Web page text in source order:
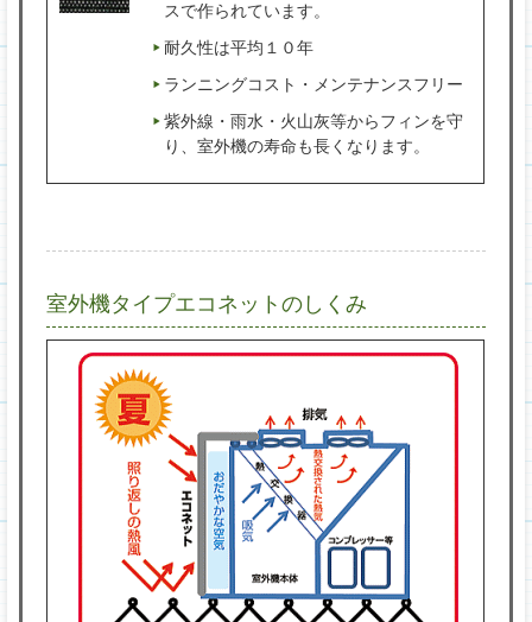
スで作られています。
耐久性は平均１０年
ランニングコスト・メンテナンスフリー
紫外線・雨水・火山灰等からフィンを守
り、室外機の寿命も長くなります。
室外機タイプエコネットのしくみ